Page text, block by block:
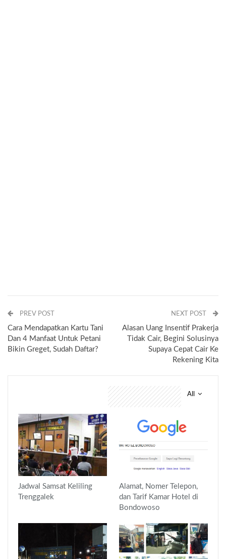
PREV POST
Cara Mendapatkan Kartu Tani
Dan 4 Manfaat Untuk Petani
Bikin Greget, Sudah Daftar?
NEXT POST
Alasan Uang Insentif Prakerja
Tidak Cair, Begini Solusinya
Supaya Cepat Cair Ke
Rekening Kita
All
Jadwal Samsat Keliling
Trenggalek
Alamat, Nomer Telepon,
dan Tarif Kamar Hotel di
Bondowoso